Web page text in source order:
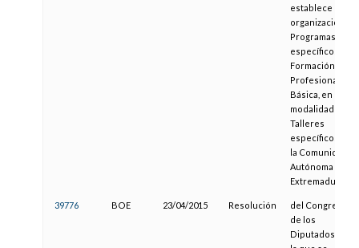
establece la
organización de
Programas
específicos de
Formación
Profesional
Básica, en la
modalidad de
Talleres
específicos, en
la Comunidad
Autónoma de
Extremadura
39776 BOE 23/04/2015 Resolución
del Congreso
de los
Diputados, por